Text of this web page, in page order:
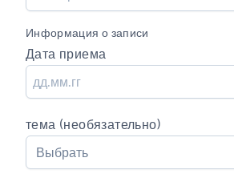
Информация о записи
Дата приема
тема (необязательно)
Выбрать